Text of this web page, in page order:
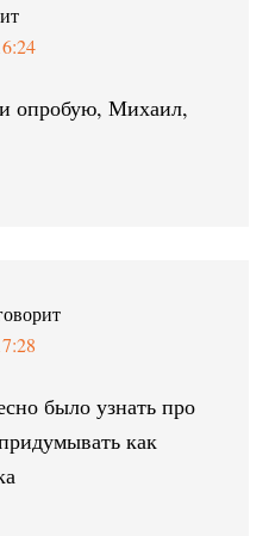
опробую, Михаил,
было узнать про
как